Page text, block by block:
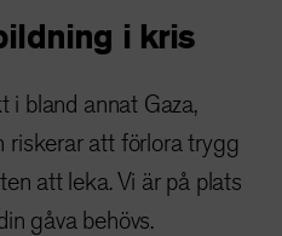
i kris
i bland annat Gaza,
riskerar att förlora trygg
att leka. Vi är på plats
gåva behövs.